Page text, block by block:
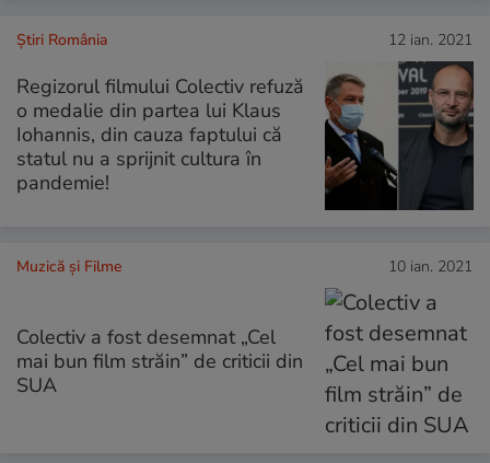
Știri România 12 ian. 2021
Regizorul filmului Colectiv refuză
o medalie din partea lui Klaus
Iohannis, din cauza faptului că
statul nu a sprijnit cultura în
pandemie!
Muzică și Filme 10 ian. 2021
Colectiv a fost desemnat „Cel
mai bun film străin” de criticii din
SUA